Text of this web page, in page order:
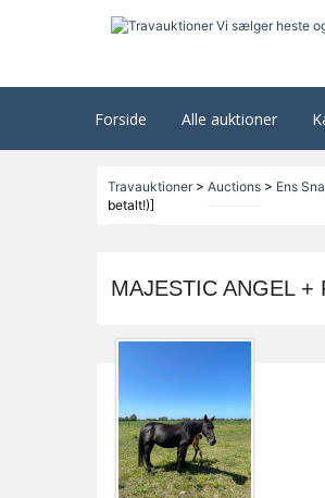
Forside Alle auktioner
Travauktioner> Auctions> Ens
betalt!)]
MAJESTIC ANGEL